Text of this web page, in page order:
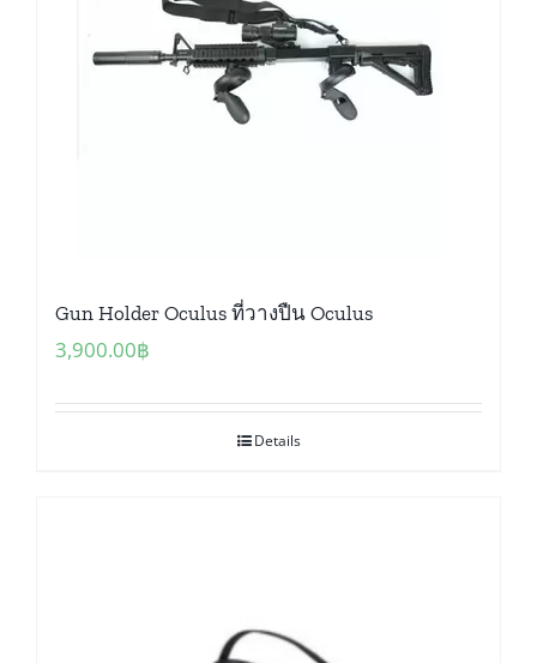
Gun Holder Oculus ที่วางปืน Oculus
3,900.00฿
Details